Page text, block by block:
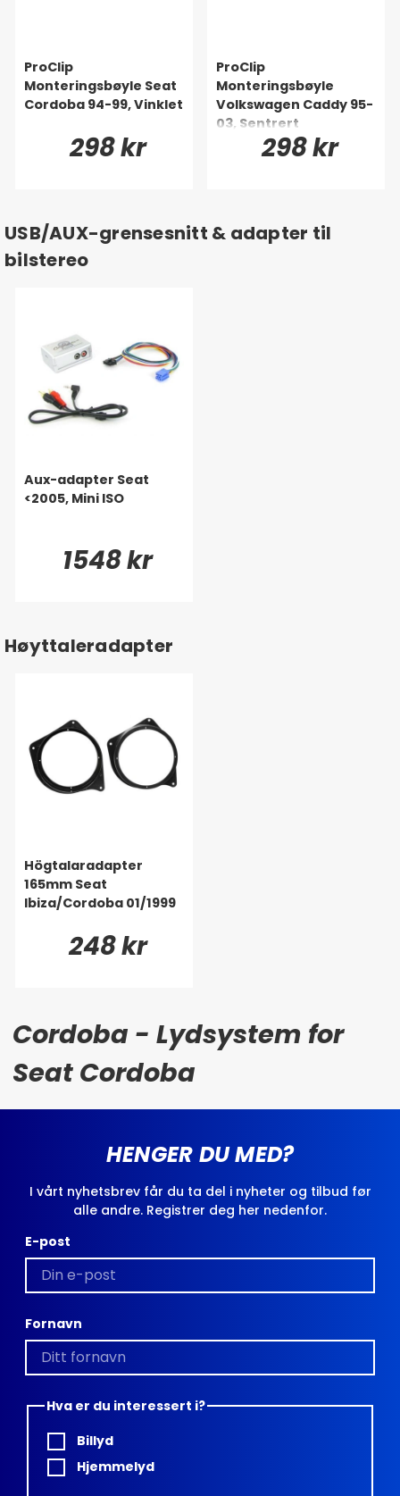
ProClip
Monteringsbøyle Seat
Cordoba 94-99, Vinklet
298 kr
ProClip
Monteringsbøyle
Volkswagen Caddy 95-
03, Sentrert
298 kr
USB/AUX-grensesnitt & adapter til
bilstereo
Aux-adapter Seat
<2005, Mini ISO
1548 kr
Høyttaleradapter
Högtalaradapter
165mm Seat
Ibiza/Cordoba 01/1999
248 kr
Cordoba - Lydsystem for
Seat Cordoba
HENGER DU MED?
I vårt nyhetsbrev får du ta del i nyheter og tilbud før
alle andre. Registrer deg her nedenfor.
E-post
Fornavn
Hva er du interessert i?
Billyd
Hjemmelyd